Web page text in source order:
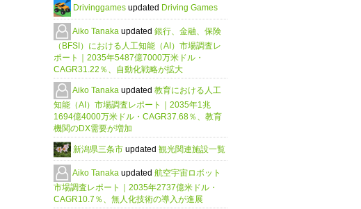
Drivinggames updated Driving Games
Aiko Tanaka updated 銀行、金融、保険
（BFSI）における人工知能（AI）市場調査レ
ポート｜2035年5487億7000万米ドル・
CAGR31.22％、自動化戦略が拡大
Aiko Tanaka updated 教育における人工
知能（AI）市場調査レポート｜2035年1兆
1694億4000万米ドル・CAGR37.68％、教育
機関のDX需要が増加
新潟県三条市 updated 観光関連施設一覧
Aiko Tanaka updated 航空宇宙ロボット
市場調査レポート｜2035年2737億米ドル・
CAGR10.7％、無人化技術の導入が進展